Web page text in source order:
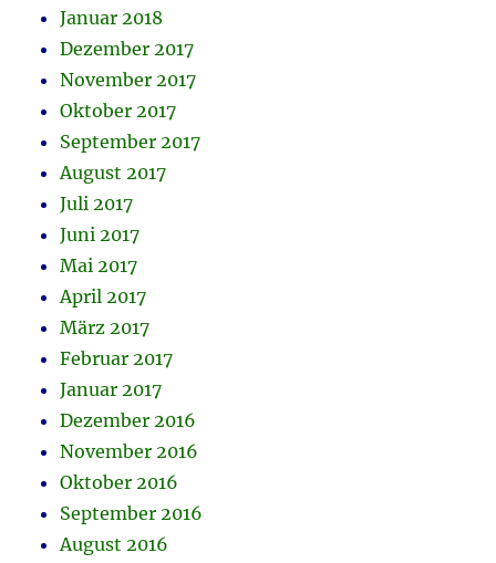
Januar 2018
Dezember 2017
November 2017
Oktober 2017
September 2017
August 2017
Juli 2017
Juni 2017
Mai 2017
April 2017
März 2017
Februar 2017
Januar 2017
Dezember 2016
November 2016
Oktober 2016
September 2016
August 2016